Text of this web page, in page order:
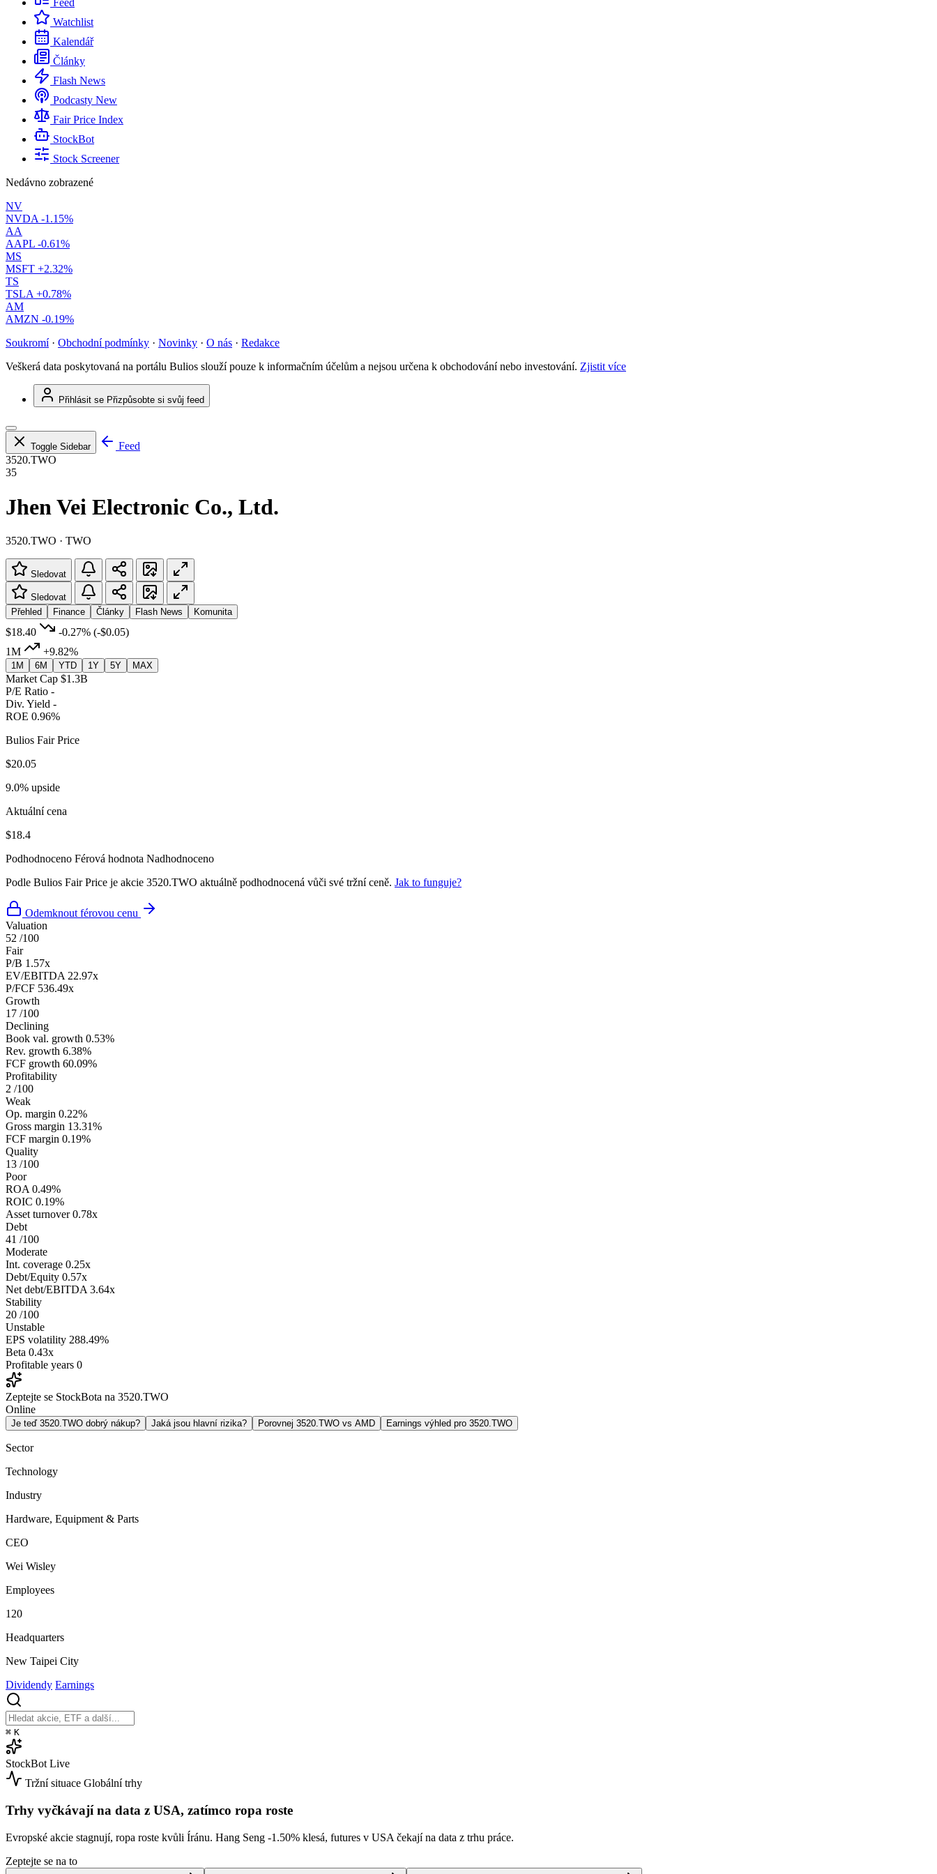
Feed
Watchlist
Kalendář
Články
Flash News
Podcasty New
Fair Price Index
StockBot
Stock Screener
Nedávno zobrazené
NV
NVDA -1.15%
AA
AAPL -0.61%
MS
MSFT +2.32%
TS
TSLA +0.78%
AM
AMZN -0.19%
Soukromí · Obchodní podmínky · Novinky · O nás · Redakce
Veškerá data poskytovaná na portálu Bulios slouží pouze k informačním účelům a nejsou určena k obchodování nebo investování. Zjistit více
Přihlásit se Přizpůsobte si svůj feed
Toggle Sidebar
Feed
3520.TWO
35
Jhen Vei Electronic Co., Ltd.
3520.TWO · TWO
Sledovat
Sledovat
Přehled
Finance Články Flash News Komunita
$18.40 -0.27% (-$0.05)
1M
+9.82%
1M 6M YTD 1Y 5Y MAX
Market Cap $1.3B
P/E Ratio -
Div. Yield -
ROE 0.96%
Bulios Fair Price
$20.05
9.0% upside
Aktuální cena
$18.4
Podhodnoceno Férová hodnota Nadhodnoceno
Podle Bulios Fair Price je akcie 3520.TWO aktuálně podhodnocená vůči své tržní ceně. Jak to funguje?
Odemknout férovou cenu
Valuation
52 /100
Fair
P/B 1.57x
EV/EBITDA 22.97x
P/FCF 536.49x
Growth
17 /100
Declining
Book val. growth 0.53%
Rev. growth 6.38%
FCF growth 60.09%
Profitability
2 /100
Weak
Op. margin 0.22%
Gross margin 13.31%
FCF margin 0.19%
Quality
13 /100
Poor
ROA 0.49%
ROIC 0.19%
Asset turnover 0.78x
Debt
41 /100
Moderate
Int. coverage 0.25x
Debt/Equity 0.57x
Net debt/EBITDA 3.64x
Stability
20 /100
Unstable
EPS volatility 288.49%
Beta 0.43x
Profitable years 0
Zeptejte se StockBota na 3520.TWO
Online
Je teď 3520.TWO dobrý nákup? Jaká jsou hlavní rizika? Porovnej 3520.TWO vs AMD Earnings výhled pro 3520.TWO
Sector
Technology
Industry
Hardware, Equipment & Parts
CEO
Wei Wisley
Employees
120
Headquarters
New Taipei City
Dividendy Earnings
⌘ K
StockBot Live
Tržní situace Globální trhy
Trhy vyčkávají na data z USA, zatímco ropa roste
Evropské akcie stagnují, ropa roste kvůli Íránu. Hang Seng -1.50% klesá, futures v USA čekají na data z trhu práce.
Zeptejte se na to